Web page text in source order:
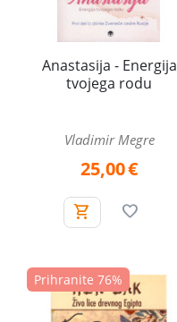
Anastasija - Energija
tvojega rodu
Vladimir Megre
25,00€
Prihranite 76%